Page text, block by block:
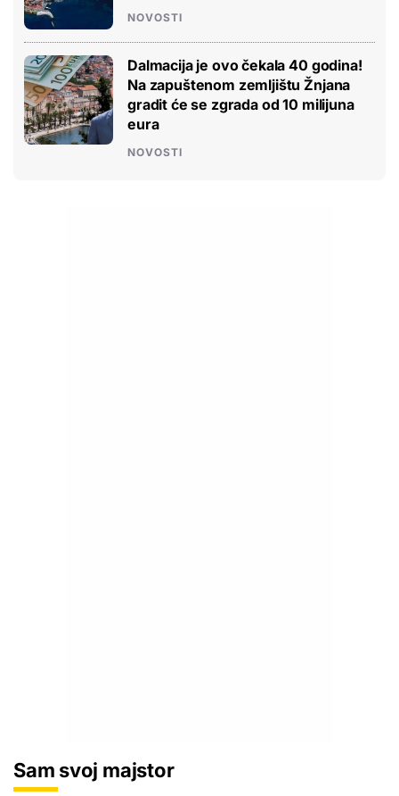
NOVOSTI
Dalmacija je ovo čekala 40 godina!
Na zapuštenom zemljištu Žnjana
gradit će se zgrada od 10 milijuna
eura
NOVOSTI
Sam svoj majstor